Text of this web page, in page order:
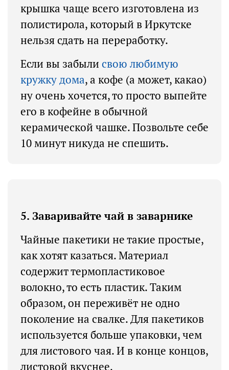
крышка чаще всего изготовлена из
полистирола, который в Иркутске
нельзя сдать на переработку.
Если вы забыли свою любимую
кружку дома, а кофе (а может, какао)
ну очень хочется, то просто выпейте
его в кофейне в обычной
керамической чашке. Позвольте себе
10 минут никуда не спешить.
5. Заваривайте чай в заварнике
Чайные пакетики не такие простые,
как хотят казаться. Материал
содержит термопластиковое
волокно, то есть пластик. Таким
образом, он переживёт не одно
поколение на свалке. Для пакетиков
используется больше упаковки, чем
для листового чая. И в конце концов,
листовой вкуснее.